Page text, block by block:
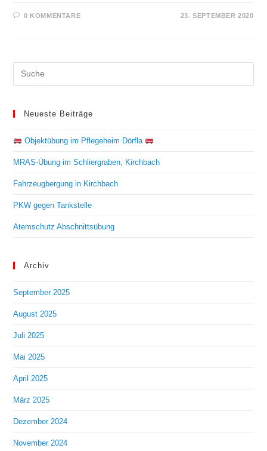
0 KOMMENTARE 23. SEPTEMBER 2020
Neueste Beiträge
Objektübung im Pflegeheim Dörfla
MRAS-Übung im Schliergraben, Kirchbach
Fahrzeugbergung in Kirchbach
PKW gegen Tankstelle
Atemschutz Abschnittsübung
Archiv
September 2025
August 2025
Juli 2025
Mai 2025
April 2025
März 2025
Dezember 2024
November 2024